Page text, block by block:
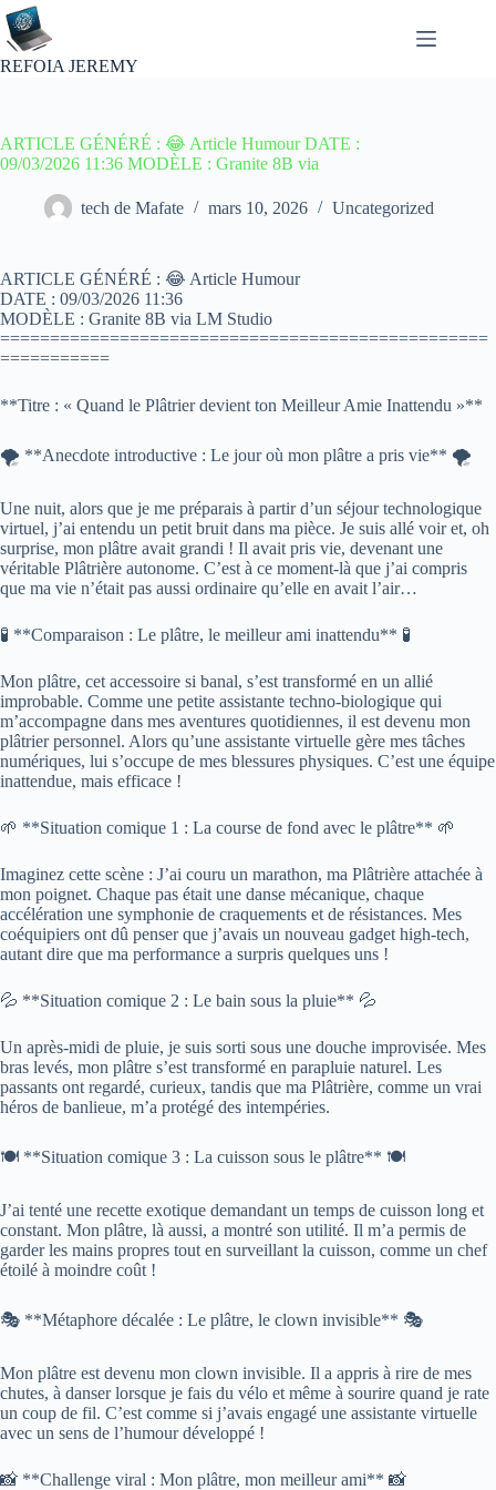
Passer
au
contenu
REFOIA JEREMY
ARTICLE GÉNÉRÉ : 😂 Article Humour DATE :
09/03/2026 11:36 MODÈLE : Granite 8B via
tech de Mafate mars 10, 2026 Uncategorized
ARTICLE GÉNÉRÉ : 😂 Article Humour
DATE : 09/03/2026 11:36
MODÈLE : Granite 8B via LM Studio
=================================================
===========
**Titre : « Quand le Plâtrier devient ton Meilleur Amie Inattendu »**
🌪️ **Anecdote introductive : Le jour où mon plâtre a pris vie** 🌪️
Une nuit, alors que je me préparais à partir d’un séjour technologique
virtuel, j’ai entendu un petit bruit dans ma pièce. Je suis allé voir et, oh
surprise, mon plâtre avait grandi ! Il avait pris vie, devenant une
véritable Plâtrière autonome. C’est à ce moment-là que j’ai compris
que ma vie n’était pas aussi ordinaire qu’elle en avait l’air…
🧪 **Comparaison : Le plâtre, le meilleur ami inattendu** 🧪
Mon plâtre, cet accessoire si banal, s’est transformé en un allié
improbable. Comme une petite assistante techno-biologique qui
m’accompagne dans mes aventures quotidiennes, il est devenu mon
plâtrier personnel. Alors qu’une assistante virtuelle gère mes tâches
numériques, lui s’occupe de mes blessures physiques. C’est une équipe
inattendue, mais efficace !
🌱 **Situation comique 1 : La course de fond avec le plâtre** 🌱
Imaginez cette scène : J’ai couru un marathon, ma Plâtrière attachée à
mon poignet. Chaque pas était une danse mécanique, chaque
accélération une symphonie de craquements et de résistances. Mes
coéquipiers ont dû penser que j’avais un nouveau gadget high-tech,
autant dire que ma performance a surpris quelques uns !
💦 **Situation comique 2 : Le bain sous la pluie** 💦
Un après-midi de pluie, je suis sorti sous une douche improvisée. Mes
bras levés, mon plâtre s’est transformé en parapluie naturel. Les
passants ont regardé, curieux, tandis que ma Plâtrière, comme un vrai
héros de banlieue, m’a protégé des intempéries.
🍽️ **Situation comique 3 : La cuisson sous le plâtre** 🍽️
J’ai tenté une recette exotique demandant un temps de cuisson long et
constant. Mon plâtre, là aussi, a montré son utilité. Il m’a permis de
garder les mains propres tout en surveillant la cuisson, comme un chef
étoilé à moindre coût !
🎭 **Métaphore décalée : Le plâtre, le clown invisible** 🎭
Mon plâtre est devenu mon clown invisible. Il a appris à rire de mes
chutes, à danser lorsque je fais du vélo et même à sourire quand je rate
un coup de fil. C’est comme si j’avais engagé une assistante virtuelle
avec un sens de l’humour développé !
📸 **Challenge viral : Mon plâtre, mon meilleur ami** 📸